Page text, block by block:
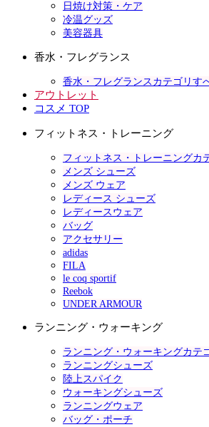
日焼け対策・ケア
冷温グッズ
美容器具
香水・フレグランス
香水・フレグランスカテゴリす
アウトレット
コスメ TOP
フィットネス・トレーニング
フィットネス・トレーニングカ
メンズ シューズ
メンズ ウェア
レディース シューズ
レディースウェア
バッグ
アクセサリー
adidas
FILA
le coq sportif
Reebok
UNDER ARMOUR
ランニング・ウォーキング
ランニング・ウォーキングカテ
ランニングシューズ
陸上スパイク
ウォーキングシューズ
ランニングウェア
バッグ・ポーチ